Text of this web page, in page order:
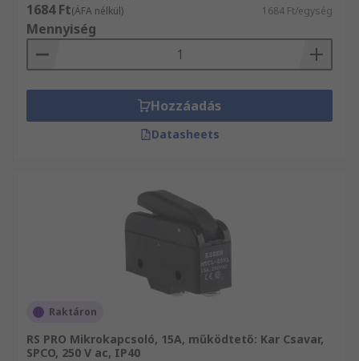
1684 Ft(ÁFA nélkül) 1684 Ft/egység
Mennyiség
Hozzáadás
Datasheets
Raktáron
RS PRO Mikrokapcsoló, 15A, működtető: Kar Csavar,
SPCO, 250 V ac, IP40